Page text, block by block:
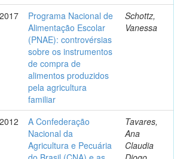
Programa Nacional de
Alimentação Escolar
(PNAE): controvérsias
sobre os instrumentos
de compra de
alimentos produzidos
pela agricultura
familiar
Schottz,
Vanessa
A Confederação
Nacional da
Agricultura e Pecuária
Tavares,
Ana
Claudia